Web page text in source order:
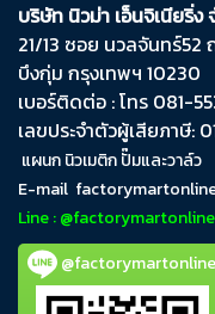
บริษัท นิวม่า เอ็นจิเนียริ่ง
21/13 ซอย นวลจันทร์​
บึงกุ่ม​ กรุงเทพฯ​ 10230
เบอร์ติดต่อ : โทร 081-
เลขประจำตัวผู้เสียภาษี:
แผนก นิวเมติก ปั๊มและวาล์ว
E-mail
Line : @factorymartonline
@factorymartonline